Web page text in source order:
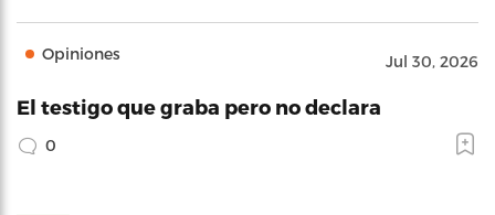
Opiniones Jul 30, 2026
El testigo que graba pero no declara
0